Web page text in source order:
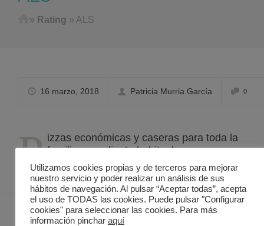
Home
» Rating » ALS
16 marzo, 2018 Patricia Murria García 0
P izzas económicas y caseras para toda la
familia, soy cliente habitual.
Utilizamos cookies propias y de terceros para mejorar
nuestro servicio y poder realizar un análisis de sus
hábitos de navegación. Al pulsar “Aceptar todas”, acepta
el uso de TODAS las cookies. Puede pulsar "Configurar
cookies" para seleccionar las cookies. Para más
información pinchar aquí